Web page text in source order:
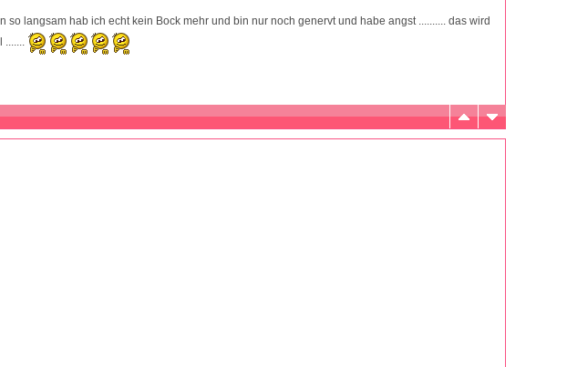
so langsam hab ich echt kein Bock mehr und bin nur noch genervt und habe angst .......... das wird